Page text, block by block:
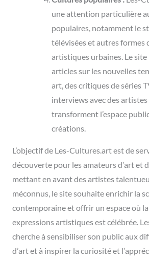
une attention particulière
populaires, notamment le
télévisées et autres formes
artistiques urbaines. Le site
articles sur les nouvelles
art, des critiques de séries
interviews avec des
transforment l’espace
créations.
L’objectif de Les-Cultures.art est de
découverte pour les amateurs d’art et
mettant en avant des artistes
méconnus, le site souhaite enrichir la
contemporaine et offrir un espace où
expressions artistiques est célébrée.
cherche à sensibiliser son public aux
d’art et à inspirer la curiosité et